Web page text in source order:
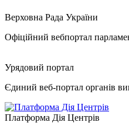
Верховна Рада України
Офіційний вебпортал
Урядовий портал
Єдиний веб-портал органів
Платформа Дія Центрів